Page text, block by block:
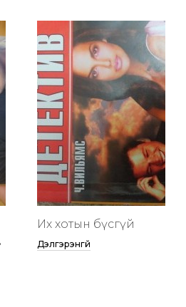
Их хотын бүсгүй
Дэлгэрэнгүй